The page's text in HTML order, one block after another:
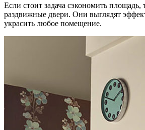
Если стоит задача сэкономить площадь,
раздвижные двери. Они выглядят
украсить любое помещение.